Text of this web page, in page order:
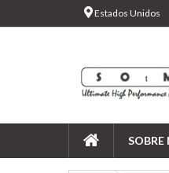
Estados Unidos
SOBRE